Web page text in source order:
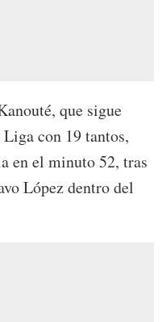
que sigue
con 19 tantos,
en el minuto 52, tras
López dentro del